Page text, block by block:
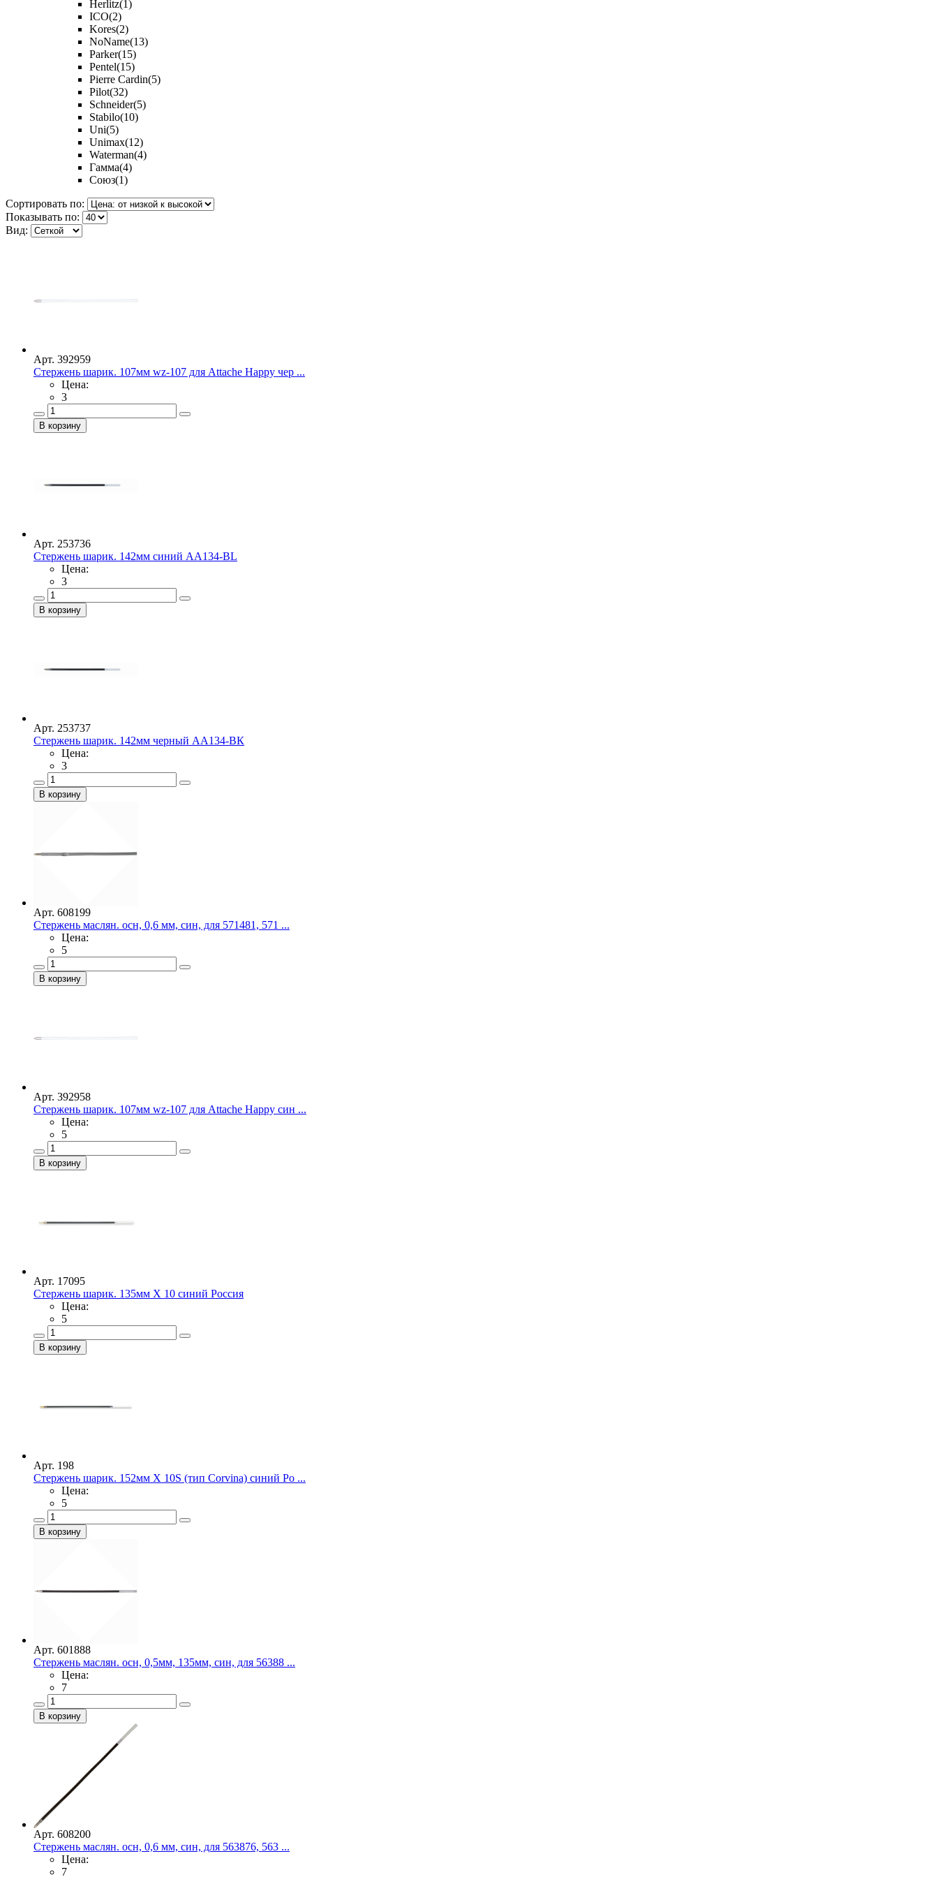
Herlitz(1)
ICO(2)
Kores(2)
NoName(13)
Parker(15)
Pentel(15)
Pierre Cardin(5)
Pilot(32)
Schneider(5)
Stabilo(10)
Uni(5)
Unimax(12)
Waterman(4)
Гамма(4)
Союз(1)
Сортировать по:
Показывать по:
Вид:
Арт. 392959
Стержень шарик. 107мм wz-107 для Attache Happy чер ...
Цена:
3
Арт. 253736
Стержень шарик. 142мм синий АА134-BL
Цена:
3
Арт. 253737
Стержень шарик. 142мм черный АА134-ВК
Цена:
3
Арт. 608199
Стержень маслян. осн, 0,6 мм, син, для 571481, 571 ...
Цена:
5
Арт. 392958
Стержень шарик. 107мм wz-107 для Attache Happy син ...
Цена:
5
Арт. 17095
Стержень шарик. 135мм Х 10 синий Россия
Цена:
5
Арт. 198
Стержень шарик. 152мм Х 10S (тип Corvina) синий Ро ...
Цена:
5
Арт. 601888
Стержень маслян. осн, 0,5мм, 135мм, син, для 56388 ...
Цена:
7
Арт. 608200
Стержень маслян. осн, 0,6 мм, син, для 563876, 563 ...
Цена:
7